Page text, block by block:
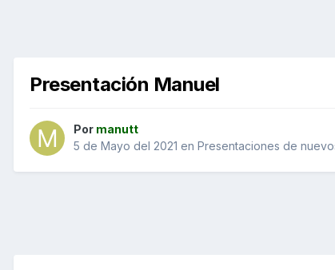
Presentación Manuel
Por manutt
5 de Mayo del 2021 en Presentaciones de